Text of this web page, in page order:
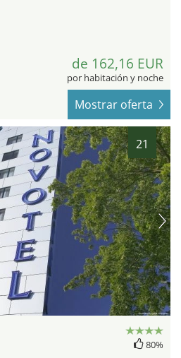
de 162,16 EUR
por habitación y noche
Mostrar oferta
21
80%